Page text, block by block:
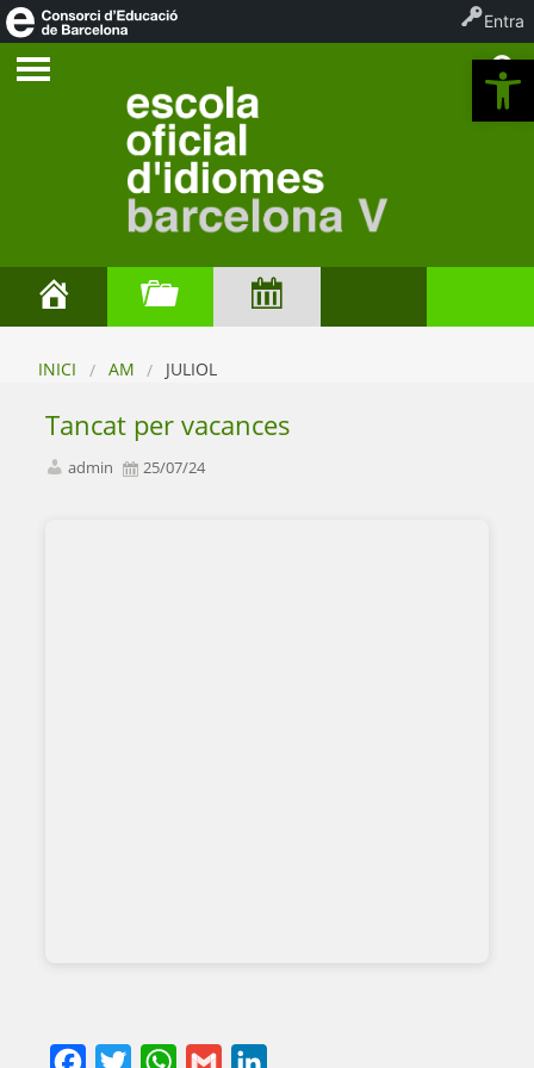
INICI AM JULIOL
Tancat per vacances
admin 25/07/24
FacebookTwitterWhatsApp
Gmail
Entra